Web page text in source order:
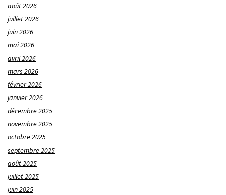
août 2026
juillet 2026
juin 2026
mai 2026
avril 2026
mars 2026
février 2026
janvier 2026
décembre 2025
novembre 2025
octobre 2025
septembre 2025
août 2025
juillet 2025
juin 2025